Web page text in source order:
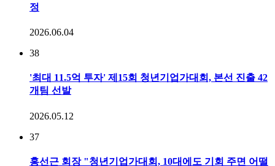
정
2026.06.04
38
'최대 11.5억 투자' 제15회 청년기업가대회, 본선 진출 42
개팀 선발
2026.05.12
37
홍선근 회장 "청년기업가대회, 10대에도 기회 주면 어떨